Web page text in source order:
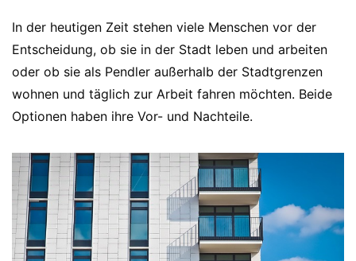
In der heutigen Zeit stehen viele Menschen vor der
Entscheidung, ob sie in der Stadt leben und arbeiten
oder ob sie als Pendler außerhalb der Stadtgrenzen
wohnen und täglich zur Arbeit fahren möchten. Beide
Optionen haben ihre Vor- und Nachteile.